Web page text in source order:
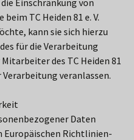
Einschränkung von
TC Heiden 81 e. V.
kann sie sich hierzu
für die Verarbeitung
des TC Heiden 81
Verarbeitung veranlassen.
Daten
Europäischen Richtlinien-